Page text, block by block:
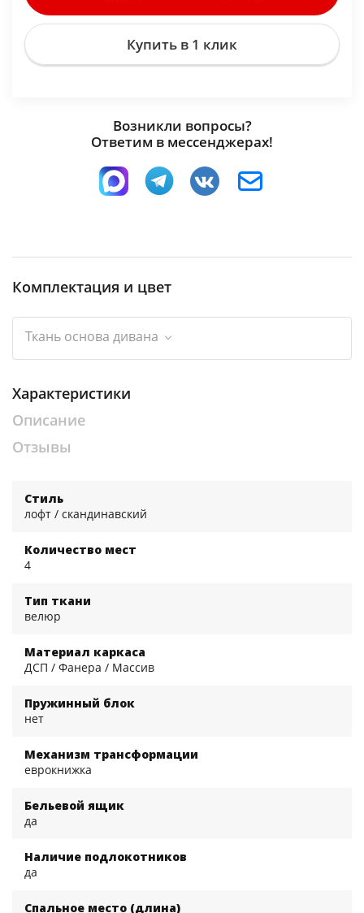
Купить в 1 клик
Возникли вопросы?
Ответим в мессенджерах!
Комплектация и цвет
Ткань основа дивана
Характеристики
Описание
Отзывы
Стиль
лофт / скандинавский
Количество мест
4
Тип ткани
велюр
Материал каркаса
ДСП / Фанера / Массив
Пружинный блок
нет
Механизм трансформации
еврокнижка
Бельевой ящик
да
Наличие подлокотников
да
Спальное место (длина)